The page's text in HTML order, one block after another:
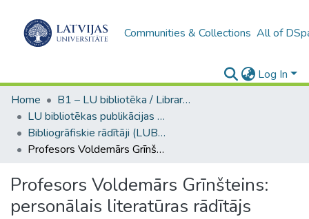
Communities & Collections All of
Log In
Home
B1 – LU bibliotēka / Library of the UL
LU bibliotēkas publikācijas / Publications of the University Library
Bibliogrāfiskie rādītāji (LUB) / Bibliographical indexes
Profesors Voldemārs Grīnšteins: personālais literatūras rādītājs
Profesors Voldemārs Grīnšteins:
personālais literatūras rādītājs